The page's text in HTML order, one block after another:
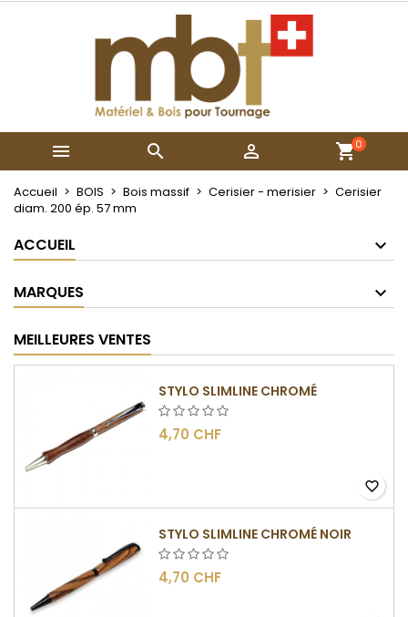
   0
Accueil BOIS Bois massif Cerisier - merisier
Cerisier
diam. 200 ép. 57 mm
ACCUEIL
MARQUES
MEILLEURES VENTES
STYLO SLIMLINE CHROMÉ
4,70 CHF
favorite_border
STYLO SLIMLINE CHROMÉ NOIR
4,70 CHF
Mes listes
Créer une nouvelle liste
Créer une liste d'envies
Connexion
Vous devez être connecté pour ajouter des produits
à votre liste d'envies.
Annuler Connexion